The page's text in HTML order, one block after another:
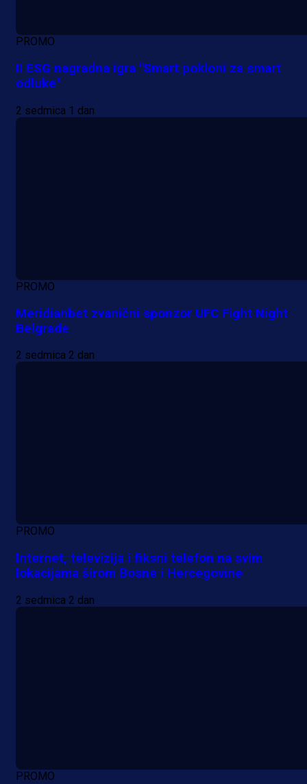
PROMO
II ESG nagradna igra "Smart pokloni za smart
odluke"
2 sedmica 1 dan
PROMO
Meridianbet zvanični sponzor UFC Fight Night
Belgrade
2 sedmica 2 dan
PROMO
Internet, televizija i fiksni telefon na svim
lokacijama širom Bosne i Hercegovine
2 sedmica 2 dan
PROMO